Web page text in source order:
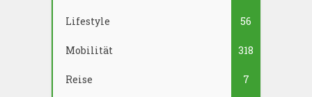
Lifestyle 56
Mobilität 318
Reise 7